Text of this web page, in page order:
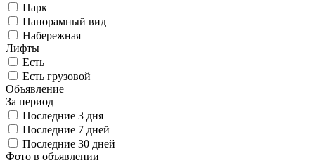
Парк
Панорамный вид
Набережная
Лифты
Есть
Есть грузовой
Объявление
За период
Последние 3 дня
Последние 7 дней
Последние 30 дней
Фото в объявлении